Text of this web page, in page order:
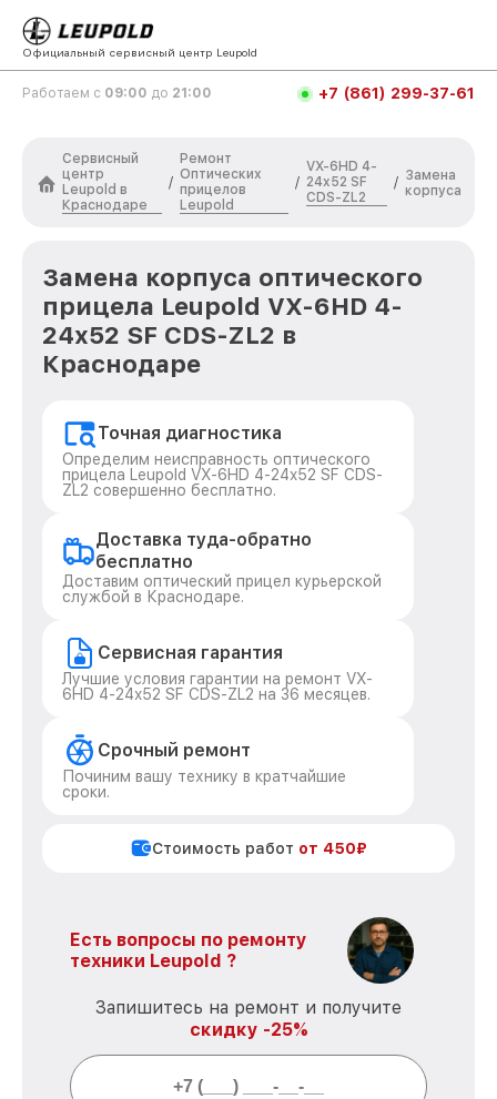
Официальный сервисный центр Leupold
Работаем с 09:00 до 21:00 +7 (861) 299-37-61
Сервисный
центр
Leupold в
Краснодаре
/
Ремонт
Оптических
прицелов
Leupold
/
VX-6HD 4-
24x52 SF
CDS-ZL2
/ Замена
корпуса
Замена корпуса оптического
прицела Leupold VX-6HD 4-
24x52 SF CDS-ZL2 в
Краснодаре
Точная диагностика
Определим неисправность оптического
прицела Leupold VX-6HD 4-24x52 SF CDS-
ZL2 совершенно бесплатно.
Доставка туда-обратно
бесплатно
Доставим оптический прицел курьерской
службой в Краснодаре.
Сервисная гарантия
Лучшие условия гарантии на ремонт VX-
6HD 4-24x52 SF CDS-ZL2 на 36 месяцев.
Срочный ремонт
Починим вашу технику в кратчайшие
сроки.
Стоимость работ от 450₽
Есть вопросы по ремонту
техники Leupold ?
Запишитесь на ремонт и получите
скидку -25%